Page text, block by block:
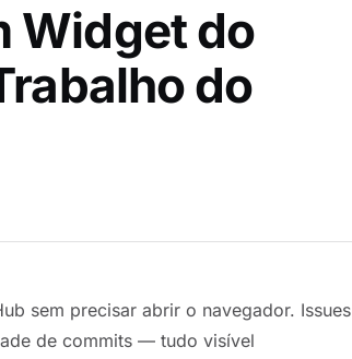
Widget do
do
sem precisar abrir o navegador. Issues
de commits — tudo visível